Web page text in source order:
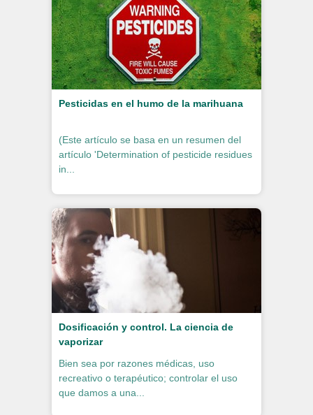
Pesticidas en el humo de la marihuana
(Este artículo se basa en un resumen del
artículo 'Determination of pesticide residues
in...
Dosificación y control. La ciencia de
vaporizar
Bien sea por razones médicas, uso
recreativo o terapéutico; controlar el uso
que damos a una...